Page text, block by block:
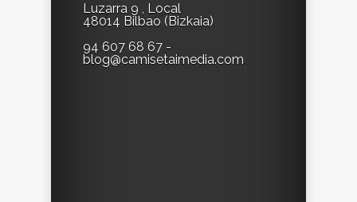
Luzarra 9 , Local
48014 Bilbao (Bizkaia)
94 607 68 67 -
blog@camisetaimedia.com